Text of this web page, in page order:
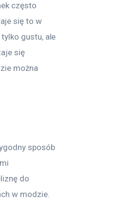
często
się to w
gustu, ale
się
można
sposób
do
w modzie.